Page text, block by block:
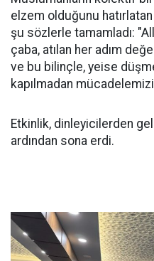
elzem olduğunu hatırlatan
şu sözlerle tamamladı:
çaba, atılan her adım
ve bu bilinçle, yeise
kapılmadan
Etkinlik, dinleyicilerden
ardından sona erdi.